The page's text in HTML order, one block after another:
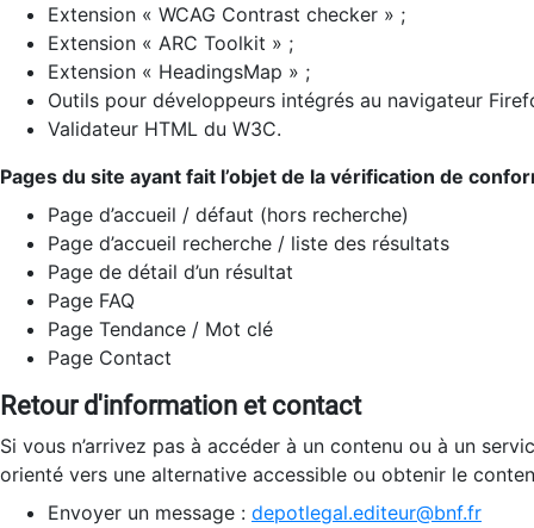
Extension « WCAG Contrast checker » ;
Extension « ARC Toolkit » ;
Extension « HeadingsMap » ;
Outils pour développeurs intégrés au navigateur
Validateur HTML du W3C.
Pages du site ayant fait l’objet de la vérification de
Page d’accueil / défaut (hors recherche)
Page d’accueil recherche / liste des résultats
Page de détail d’un résultat
Page FAQ
Page Tendance / Mot clé
Page Contact
Retour d'information et contact
Si vous n’arrivez pas à accéder à un contenu ou à un
orienté vers une alternative accessible ou obtenir le
Envoyer un message : depotlegal.editeur@bnf.fr